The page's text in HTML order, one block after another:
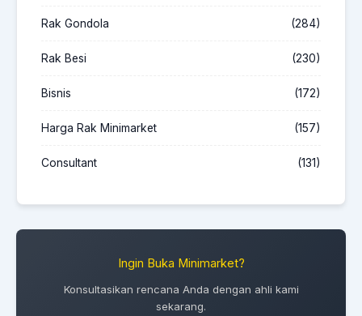
Rak Gondola (284)
Rak Besi (230)
Bisnis (172)
Harga Rak Minimarket (157)
Consultant (131)
Ingin Buka Minimarket?
Konsultasikan rencana Anda dengan ahli kami
sekarang.